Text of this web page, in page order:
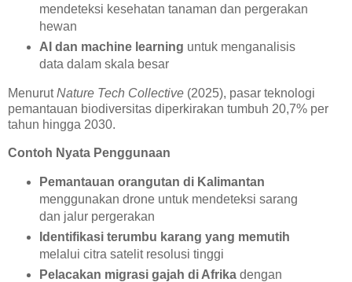
mendeteksi kesehatan tanaman dan pergerakan
hewan
AI dan machine learning untuk menganalisis
data dalam skala besar
MenurutNature Tech Collective (2025), pasar teknologi
pemantauan biodiversitas diperkirakan tumbuh 20,7% per
tahun hingga 2030.
Contoh Nyata Penggunaan
Pemantauan orangutan di Kalimantan
menggunakan drone untuk mendeteksi sarang
dan jalur pergerakan
Identifikasi terumbu karang yang memutih
melalui citra satelit resolusi tinggi
Pelacakan migrasi gajah di Afrikadengan